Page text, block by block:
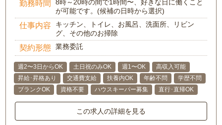
勤務時間
8時～20時の間で1時間〜、好きな日に働くこと
が可能です。(候補の日時から選択)
仕事内容
キッチン、トイレ、お風呂、洗面所、リビン
グ、その他のお掃除
契約形態 業務委託
週2〜3日からOK 土日祝のみOK 週1〜OK
高収入可能
昇給･昇格あり
交通費支給 扶養内OK 年齢不問
学歴不問
ブランクOK
資格不要 ハウスキーパー募集 直行･直帰OK
この求人の詳細を見る